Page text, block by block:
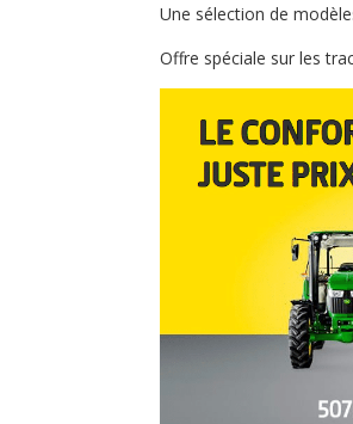
Une sélection de
Offre spéciale sur les